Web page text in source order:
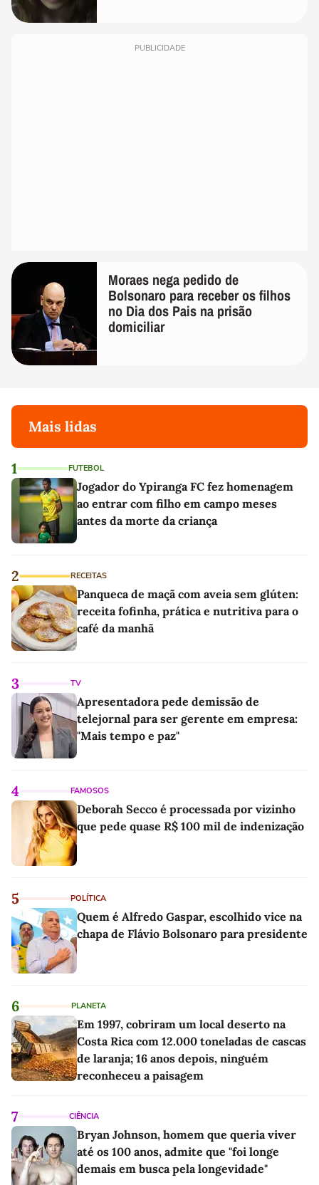
PUBLICIDADE
Moraes nega pedido de
Bolsonaro para receber os filhos
no Dia dos Pais na prisão
domiciliar
Mais lidas
1 FUTEBOL
Jogador do Ypiranga FC fez homenagem
ao entrar com filho em campo meses
antes da morte da criança
2 RECEITAS
Panqueca de maçã com aveia sem glúten:
receita fofinha, prática e nutritiva para o
café da manhã
3 TV
Apresentadora pede demissão de
telejornal para ser gerente em empresa:
"Mais tempo e paz"
4 FAMOSOS
Deborah Secco é processada por vizinho
que pede quase R$ 100 mil de indenização
5 POLÍTICA
Quem é Alfredo Gaspar, escolhido vice na
chapa de Flávio Bolsonaro para presidente
6 PLANETA
Em 1997, cobriram um local deserto na
Costa Rica com 12.000 toneladas de cascas
de laranja; 16 anos depois, ninguém
reconheceu a paisagem
7 CIÊNCIA
Bryan Johnson, homem que queria viver
até os 100 anos, admite que "foi longe
demais em busca pela longevidade"